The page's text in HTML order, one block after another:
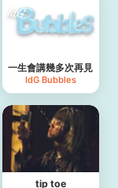
一生會講幾多次再見
IdG Bubbles
tip toe